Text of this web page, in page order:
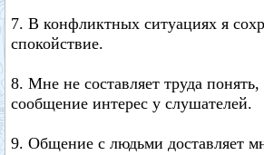
7. В конфликтных ситуациях я
спокойствие.
8. Мне не составляет труда
сообщение интерес у слушателей.
9. Общение с людьми доставляет